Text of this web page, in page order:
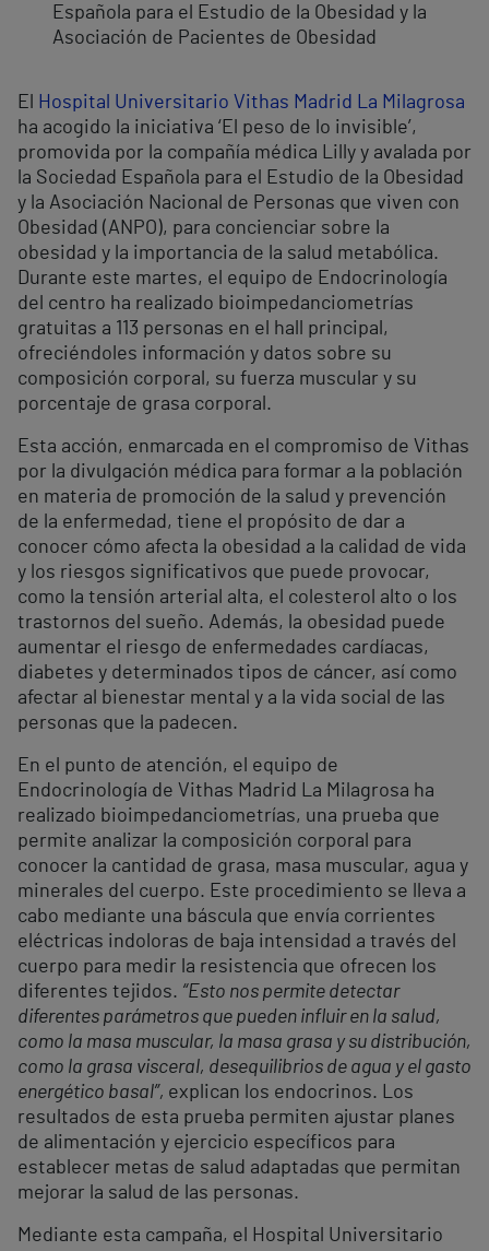
Española para el Estudio de la Obesidad y la
Asociación de Pacientes de Obesidad
El
Hospital Universitario Vithas Madrid La Milagrosa
ha acogido la iniciativa ‘El peso de lo invisible’,
promovida por la compañía médica Lilly y avalada por
la Sociedad Española para el Estudio de la Obesidad
y la Asociación Nacional de Personas que viven con
Obesidad (ANPO), para concienciar sobre la
obesidad y la importancia de la salud metabólica.
Durante este martes, el equipo de Endocrinología
del centro ha realizado bioimpedanciometrías
gratuitas a 113 personas en el hall principal,
ofreciéndoles información y datos sobre su
composición corporal, su fuerza muscular y su
porcentaje de grasa corporal.
Esta acción, enmarcada en el compromiso de Vithas
por la divulgación médica para formar a la población
en materia de promoción de la salud y prevención
de la enfermedad, tiene el propósito de dar a
conocer cómo afecta la obesidad a la calidad de vida
y los riesgos significativos que puede provocar,
como la tensión arterial alta, el colesterol alto o los
trastornos del sueño. Además, la obesidad puede
aumentar el riesgo de enfermedades cardíacas,
diabetes y determinados tipos de cáncer, así como
afectar al bienestar mental y a la vida social de las
personas que la padecen.
En el punto de atención, el equipo de
Endocrinología de Vithas Madrid La Milagrosa ha
realizado bioimpedanciometrías, una prueba que
permite analizar la composición corporal para
conocer la cantidad de grasa, masa muscular, agua y
minerales del cuerpo. Este procedimiento se lleva a
cabo mediante una báscula que envía corrientes
eléctricas indoloras de baja intensidad a través del
cuerpo para medir la resistencia que ofrecen los
diferentes tejidos. “Esto nos permite detectar
diferentes parámetros que pueden influir en la salud,
como la masa muscular, la masa grasa y su distribución,
como la grasa visceral, desequilibrios de agua y el gasto
energético basal”, explican los endocrinos. Los
resultados de esta prueba permiten ajustar planes
de alimentación y ejercicio específicos para
establecer metas de salud adaptadas que permitan
mejorar la salud de las personas.
Mediante esta campaña, el Hospital Universitario